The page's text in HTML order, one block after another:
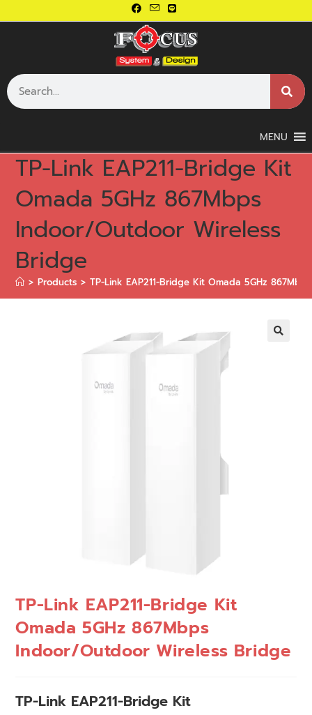
MENU
TP-Link EAP211-Bridge Kit
Omada 5GHz 867Mbps
Indoor/Outdoor Wireless
Bridge
> Products > TP-Link EAP211-Bridge Kit Omada 5GHz
TP-Link EAP211-Bridge Kit
Omada 5GHz 867Mbps
Indoor/Outdoor Wireless Bridge
TP-Link EAP211-Bridge Kit